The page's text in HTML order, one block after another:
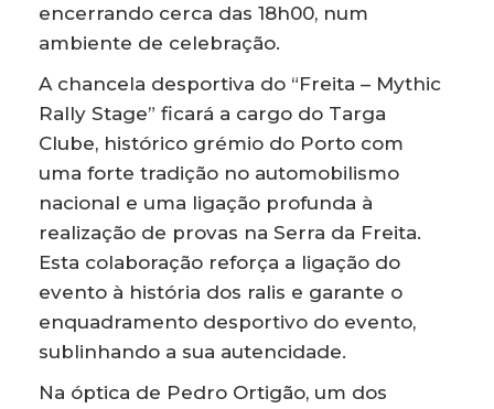
encerrando cerca das 18h00, num
ambiente de celebração.
A chancela desportiva do “Freita – Mythic
Rally Stage” ficará a cargo do Targa
Clube, histórico grémio do Porto com
uma forte tradição no automobilismo
nacional e uma ligação profunda à
realização de provas na Serra da Freita.
Esta colaboração reforça a ligação do
evento à história dos ralis e garante o
enquadramento desportivo do evento,
sublinhando a sua autencidade.
Na óptica de Pedro Ortigão, um dos